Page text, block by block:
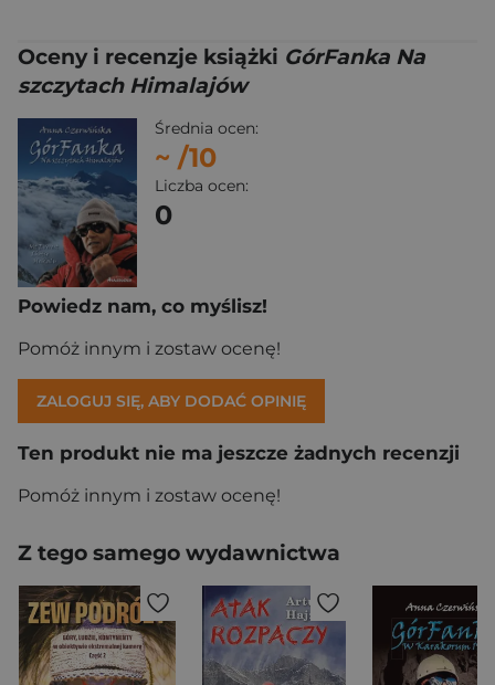
Oceny i recenzje książki GórFanka Na
szczytach Himalajów
Średnia ocen:
~ /10
Liczba ocen:
0
Powiedz nam, co myślisz!
Pomóż innym i zostaw ocenę!
ZALOGUJ SIĘ, ABY DODAĆ OPINIĘ
Ten produkt nie ma jeszcze żadnych recenzji
Pomóż innym i zostaw ocenę!
Z tego samego wydawnictwa